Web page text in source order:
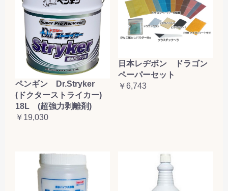
ペンギン Dr.Stryker
(ドクターストライカー)
18L (超強力剥離剤)
￥19,030
日本レヂボン ドラゴン
ペーパーセット
￥6,743